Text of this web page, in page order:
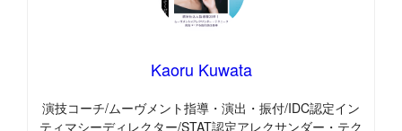
Kaoru Kuwata
演技コーチ/ムーヴメント指導・演出・振付/IDC認定イン
ティマシーディレクター/STAT認定アレクサンダー・テク